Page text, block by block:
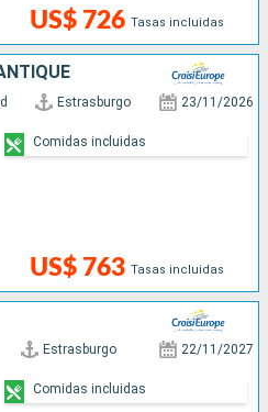
US$ 726 Tasas incluidas
Estrasburgo 23/11/2026
US$ 763 Tasas incluidas
Comidas incluidas
Estrasburgo 22/11/2027
Comidas incluidas